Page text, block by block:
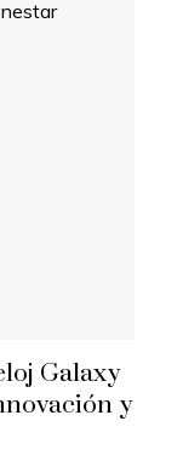
Galaxy
y